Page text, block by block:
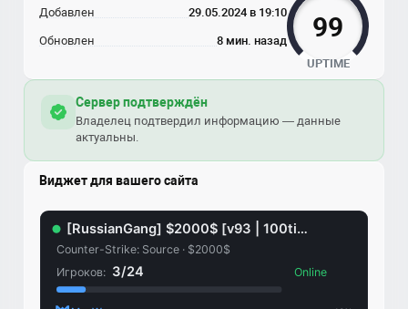
Добавлен 29.05.2024 в 19:10
Обновлен 8 мин. назад 99
UPTIME
Сервер подтверждён
Владелец подтвердил информацию — данные
актуальны.
Виджет для вашего сайта